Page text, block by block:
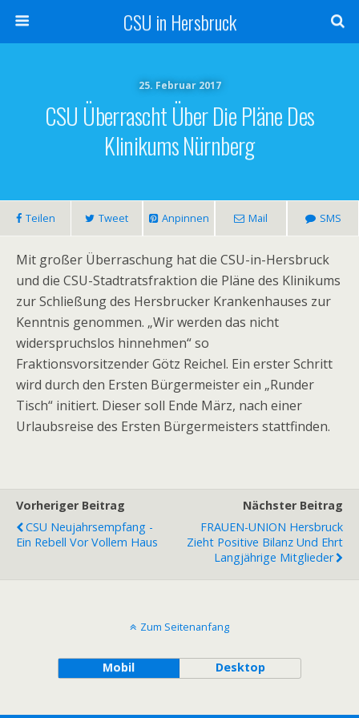
CSU in Hersbruck
25. Februar 2017
CSU Überrascht Über Die Pläne Des
Klinikums Nürnberg
Teilen Tweet Anpinnen Mail SMS
Mit großer Überraschung hat die CSU-in-Hersbruck
und die CSU-Stadtratsfraktion die Pläne des Klinikums
zur Schließung des Hersbrucker Krankenhauses zur
Kenntnis genommen. „Wir werden das nicht
widerspruchslos hinnehmen“ so
Fraktionsvorsitzender Götz Reichel. Ein erster Schritt
wird durch den Ersten Bürgermeister ein „Runder
Tisch“ initiert. Dieser soll Ende März, nach einer
Urlaubsreise des Ersten Bürgermeisters stattfinden.
Vorheriger Beitrag
CSU Neujahrsempfang -
Ein Rebell Vor Vollem Haus
Nächster Beitrag
FRAUEN-UNION Hersbruck
Zieht Positive Bilanz Und Ehrt
Langjährige Mitglieder
Zum Seitenanfang
Mobil Desktop